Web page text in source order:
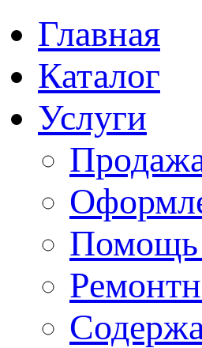
Главная
Каталог
Услуги
Помощь